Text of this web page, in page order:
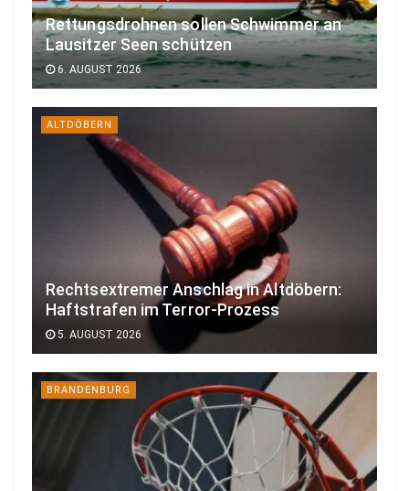
Rettungsdrohnen sollen Schwimmer an
Lausitzer Seen schützen
6. AUGUST 2026
ALTDÖBERN
Rechtsextremer Anschlag in Altdöbern:
Haftstrafen im Terror-Prozess
5. AUGUST 2026
BRANDENBURG